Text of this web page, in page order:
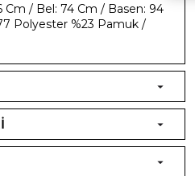
Cm / Bel: 74 Cm / Basen: 94
Polyester %23 Pamuk /